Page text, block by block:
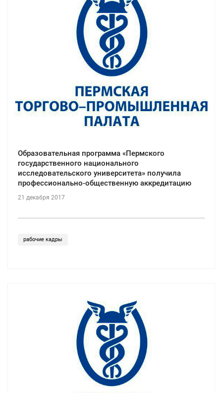
Образовательная программа «Пермского
государственного национального
исследовательского университета» получила
профессионально-общественную аккредитацию
21 декабря 2017
рабочие кадры